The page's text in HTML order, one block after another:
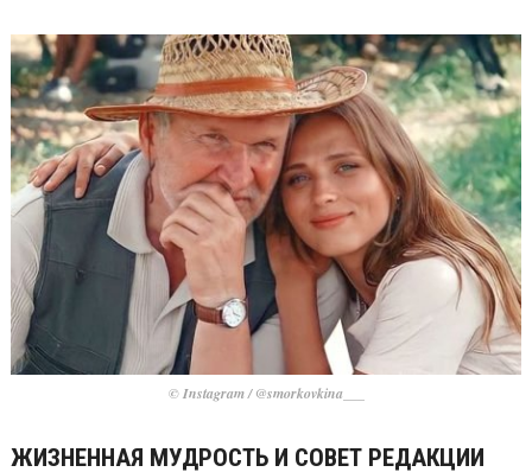
© Instagram / @smorkovkina___
ЖИЗНЕННАЯ МУДРОСТЬ И СОВЕТ РЕДАКЦИИ